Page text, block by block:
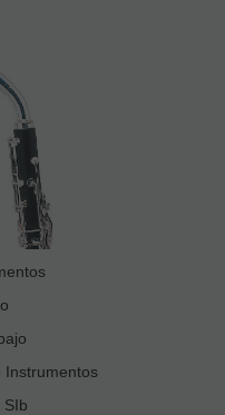
Instrumentos
SIb